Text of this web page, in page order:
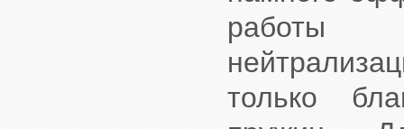
работы
только